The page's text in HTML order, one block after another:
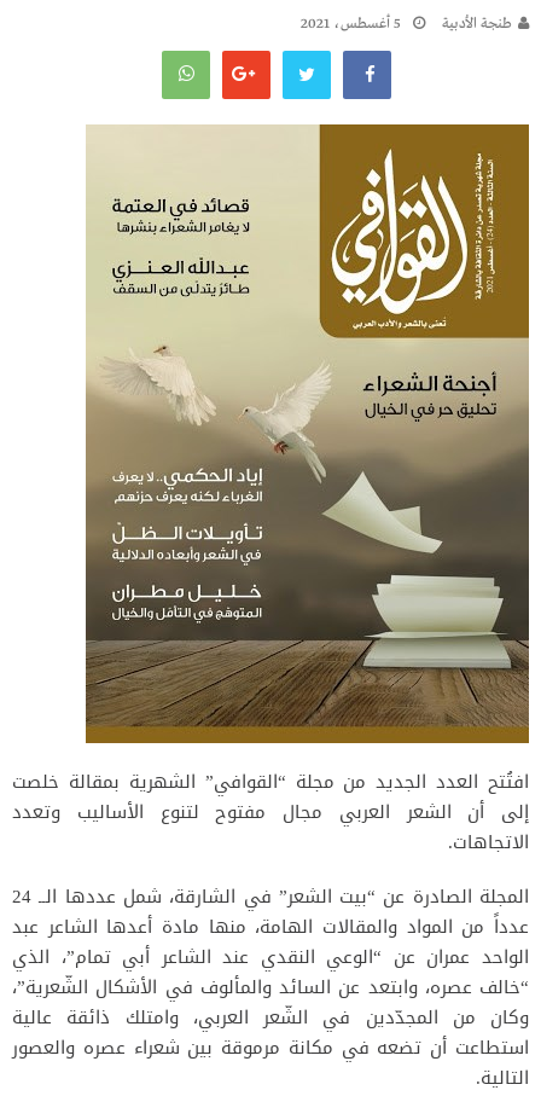
طنجة الأدبية 5 أغسطس، 2021
افتُتح العدد الجديد من مجلة “القوافي” الشهرية بمقالة خلصت
إلى أن الشعر العربي مجال مفتوح لتنوع الأساليب وتعدد
الاتجاهات.
المجلة الصادرة عن “بيت الشعر” في الشارقة، شمل عددها الــ 24
عدداً من المواد والمقالات الهامة، منها مادة أعدها الشاعر عبد
الواحد عمران عن “الوعي النقدي عند الشاعر أبي تمام”، الذي
“خالف عصره، وابتعد عن السائد والمألوف في الأشكال الشّعرية”،
وكان من المجدّدين في الشّعر العربي، وامتلك ذائقة عالية
استطاعت أن تضعه في مكانة مرموقة بين شعراء عصره والعصور
التالية.